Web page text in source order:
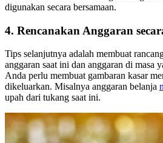
digunakan secara bersamaan.
4. Rencanakan Anggaran
Tips selanjutnya adalah membuat
anggaran saat ini dan anggaran di masa
Anda perlu membuat gambaran kasar
dikeluarkan. Misalnya anggaran belanja
upah dari tukang saat ini.